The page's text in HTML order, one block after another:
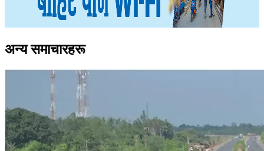
अन्य समाचारहरू